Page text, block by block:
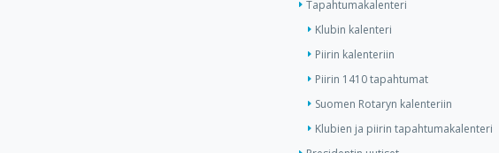
Tapahtumakalenteri
Klubin kalenteri
Piirin kalenteriin
Piirin 1410 tapahtumat
Suomen Rotaryn kalenteriin
Klubien ja piirin tapahtumakalenteri